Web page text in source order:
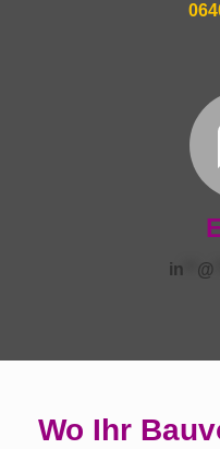
in @
Wo Ihr